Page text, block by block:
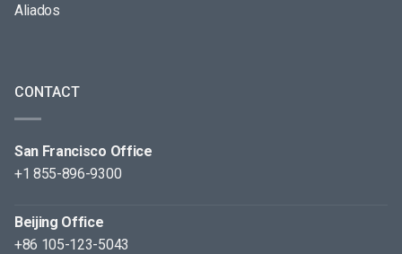
Aliados
CONTACT
San Francisco Office
+1 855-896-9300
Beijing Office
+86 105-123-5043